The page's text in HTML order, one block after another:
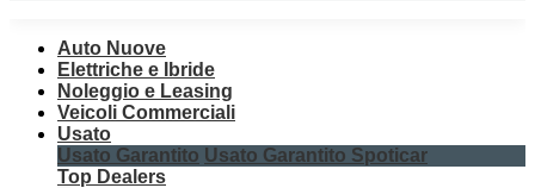
Auto Nuove
Elettriche e Ibride
Noleggio e Leasing
Veicoli Commerciali
Usato
Usato Garantito Usato Garantito Spoticar
Top Dealers